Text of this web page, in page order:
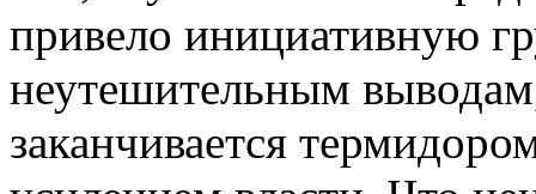
привело инициативную
неутешительным
заканчивается